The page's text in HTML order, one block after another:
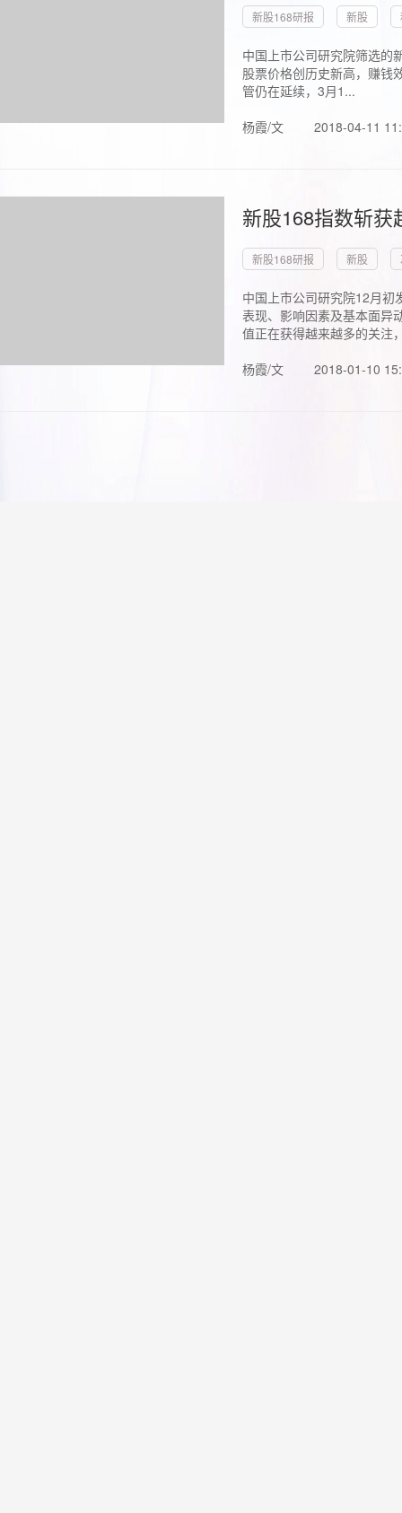
新股168研报 新股
中国上市公司研究院筛选的
股票价格创历史新高，赚钱
管仍在延续，3月1...
杨霞/文
2018-04-11
新股168指数斩
新股168研报 新股
中国上市公司研究院12月初
表现、影响因素及基本面异
值正在获得越来越多的关注
杨霞/文
2018-01-10